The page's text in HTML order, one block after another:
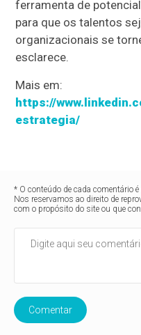
ferramenta de
para que os talentos
organizacionais se
esclarece.
Mais em:
https://
estrategia/
* O conteúdo de cada comentário
Nos reservamos ao direito de
com o propósito do site ou que
Comentar